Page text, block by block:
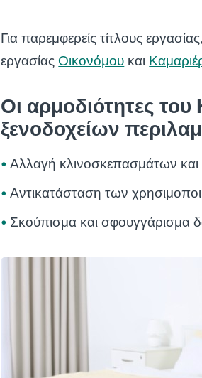
Για παρεμφερείς τίτλους
εργασίας Οικονόμου και
Οι αρμοδιότητες
ξενοδοχείων
Αλλαγή κλινοσκεπασμάτων
Αντικατάσταση των
Σκούπισμα και σφουγγάρισμα